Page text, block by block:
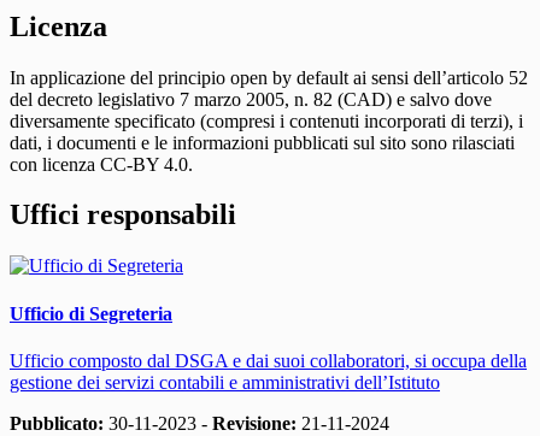
Licenza
In applicazione del principio open by default ai sensi dell’articolo 52
del decreto legislativo 7 marzo 2005, n. 82 (CAD) e salvo dove
diversamente specificato (compresi i contenuti incorporati di terzi), i
dati, i documenti e le informazioni pubblicati sul sito sono rilasciati
con licenza CC-BY 4.0.
Uffici responsabili
Ufficio di Segreteria
Ufficio composto dal DSGA e dai suoi collaboratori, si occupa della
gestione dei servizi contabili e amministrativi dell’Istituto
Pubblicato: 30-11-2023 - Revisione: 21-11-2024